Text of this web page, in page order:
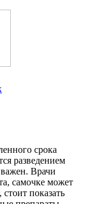
срока
разведением
Врачи
самочке может
показать